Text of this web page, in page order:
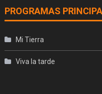
PROGRAMAS
Mi Tierra
Viva la tarde